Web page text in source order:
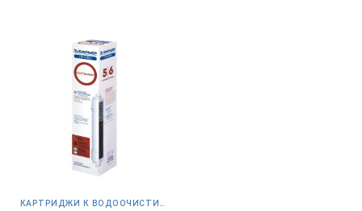
КАРТРИДЖИ К ВОДООЧИСТИТЕЛЮ ПРОФИ ОСМО 100